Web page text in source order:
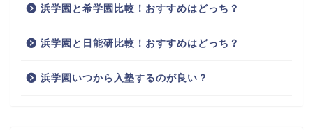
浜学園と希学園比較！おすすめはどっち？
浜学園と日能研比較！おすすめはどっち？
浜学園いつから入塾するのが良い？